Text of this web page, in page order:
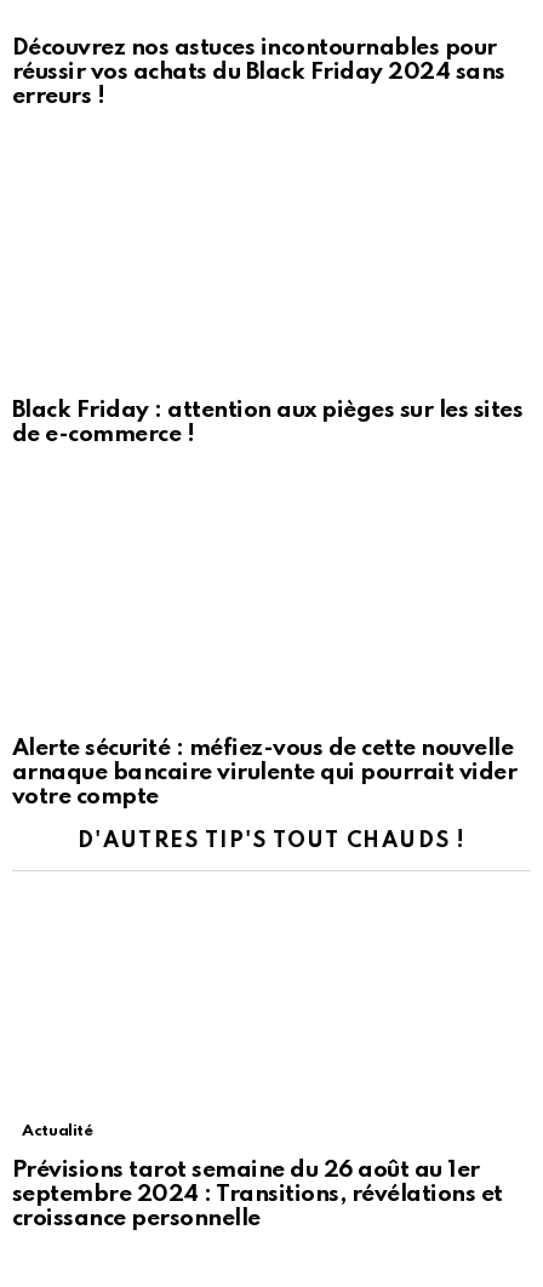
Découvrez nos astuces incontournables pour
réussir vos achats du Black Friday 2024 sans
erreurs !
Black Friday : attention aux pièges sur les sites
de e-commerce !
Alerte sécurité : méfiez-vous de cette nouvelle
arnaque bancaire virulente qui pourrait vider
votre compte
D'AUTRES TIP'S TOUT CHAUDS !
Actualité
Prévisions tarot semaine du 26 août au 1er
septembre 2024 : Transitions, révélations et
croissance personnelle